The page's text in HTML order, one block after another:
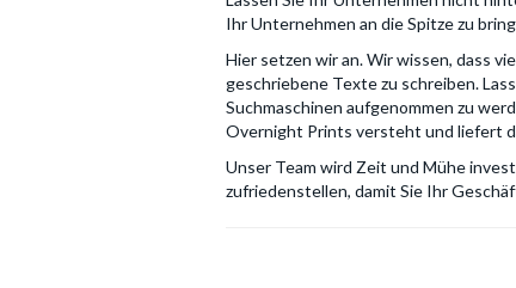
Ihr Unternehmen an die Spitze zu
Hier setzen wir an. Wir wissen, dass
geschriebene Texte zu schreiben.
Suchmaschinen aufgenommen zu
Overnight Prints versteht und liefert
Unser Team wird Zeit und Mühe
zufriedenstellen, damit Sie Ihr